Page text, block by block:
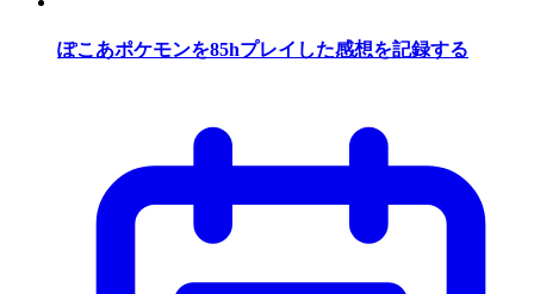
ぽこあポケモンを85hプレイした感想を記録する